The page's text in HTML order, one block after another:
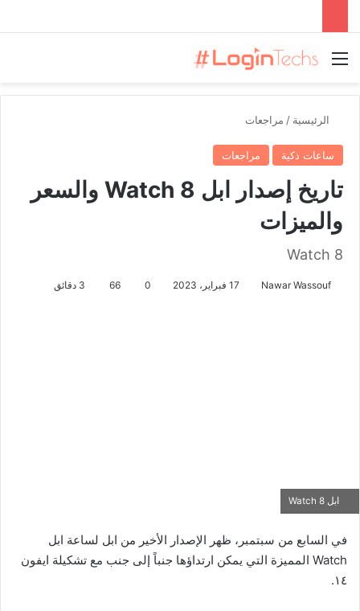
القائمة
الرئيسية / مراجعات
ساعات ذكية مراجعات
تاريخ إصدار ابل Watch 8 والسعر
والميزات
Watch 8
Nawar Wassouf 17 فبراير، 2023 0
66
ابل Watch 8
في السابع من سبتمبر، ظهر الإصدار الأخير من ابل لساعة ابل
Watch المميزة التي يمكن ارتداؤها جنباً إلى جنب مع تشكيلة ايفون
١٤.